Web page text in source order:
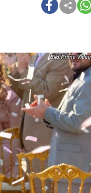
Prime Video